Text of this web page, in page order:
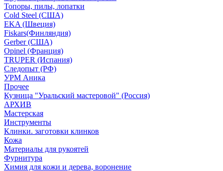
Топоры, пилы, лопатки
Cold Steel (США)
EKA (Швеция)
Fiskars(Финляндия)
Gerber (США)
Opinel (Франция)
TRUPER (Испания)
Следопыт (РФ)
УРМ Аника
Прочее
Кузница "Уральский мастеровой" (Россия)
АРХИВ
Мастерская
Инструменты
Клинки. заготовки клинков
Кожа
Материалы для рукоятей
Фурнитура
Химия для кожи и дерева, воронение